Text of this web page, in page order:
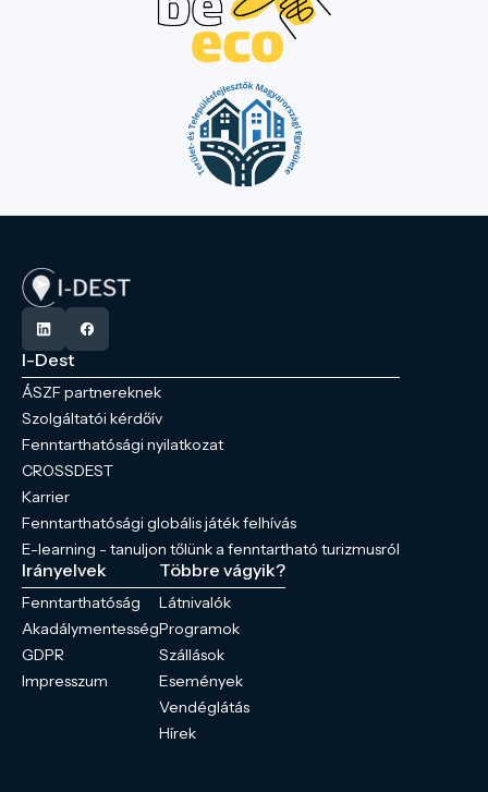
I-Dest
ÁSZF partnereknek
Szolgáltatói kérdőív
Fenntarthatósági nyilatkozat
CROSSDEST
Karrier
Fenntarthatósági globális játék felhívás
E-learning - tanuljon tőlünk a fenntartható turizmusról
Irányelvek
Fenntarthatóság
Akadálymentesség
GDPR
Impresszum
Többre vágyik?
Látnivalók
Programok
Szállások
Események
Vendéglátás
Hírek